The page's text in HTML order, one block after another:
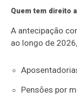
Quem tem direito
A antecipação
ao longo de
Pensões por